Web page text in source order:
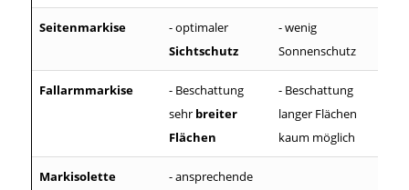
Seitenmarkise
- optimaler
Sichtschutz
- wenig
Sonnenschutz
Fallarmmarkise
- Beschattung
sehr breiter
Flächen
- Beschattung
langer Flächen
kaum möglich
Markisolette
- ansprechende